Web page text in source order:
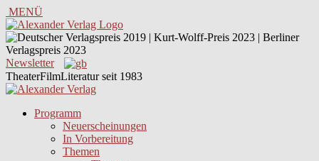
MENÜ
Newsletter
TheaterFilmLiteratur seit 1983
Programm
Neuerscheinungen
In Vorbereitung
Themen